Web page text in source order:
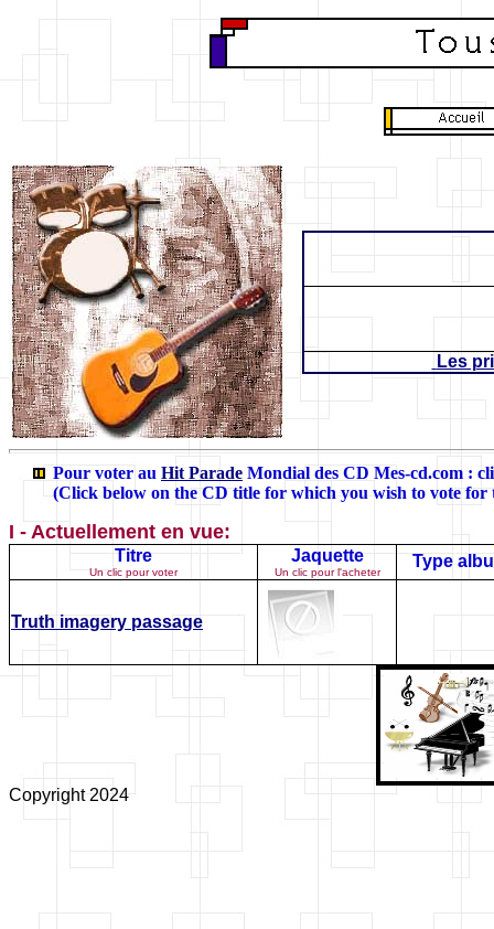
Les
Pour voter au Hit Parade Mondial des CD Mes-cd.com :
(Click below on the CD title for which you wish to vote
I - Actuellement en vue:
Titre
Un clic pour voter
Jaquette
Un clic pour l'acheter
Type
Truth imagery passage
Copyright 2024